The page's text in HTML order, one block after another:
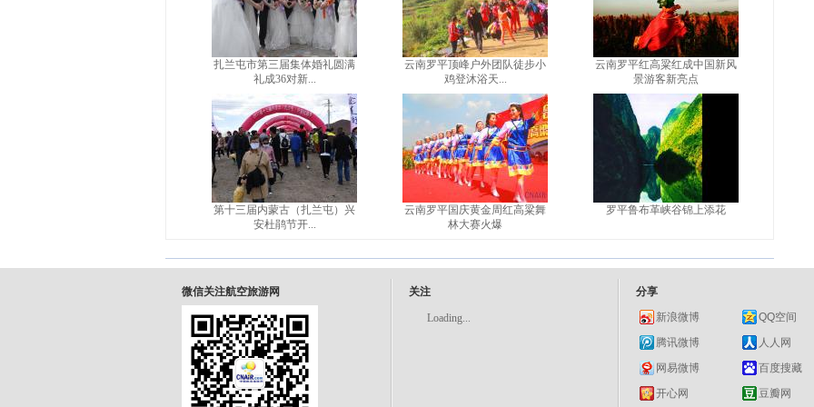
扎兰屯市第三届集体婚礼圆满
礼成36对新...
第十三届内蒙古（扎兰屯）兴
安杜鹃节开...
云南罗平顶峰户外团队徒步小
鸡登沐浴天...
云南罗平国庆黄金周红高粱舞
林大赛火爆
云南罗平红高粱红成中国新风
景游客新亮点
罗平鲁布革峡谷锦上添花
微信关注航空旅游网 关注
Loading...
分享
新浪微博
QQ空间
腾讯微博
人人网
网易微博
百度搜藏
开心网
豆瓣网